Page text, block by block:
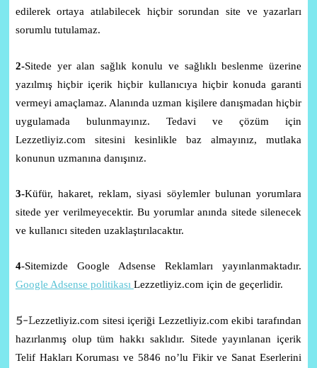
edilerek ortaya atılabilecek hiçbir sorundan site ve yazarları
sorumlu tutulamaz.
2-Sitede yer alan sağlık konulu ve sağlıklı beslenme üzerine
yazılmış hiçbir içerik hiçbir kullanıcıya hiçbir konuda garanti
vermeyi amaçlamaz. Alanında uzman kişilere danışmadan hiçbir
uygulamada bulunmayınız. Tedavi ve çözüm için
Lezzetliyiz.com sitesini kesinlikle baz almayınız, mutlaka
konunun uzmanına danışınız.
3-Küfür, hakaret, reklam, siyasi söylemler bulunan yorumlara
sitede yer verilmeyecektir. Bu yorumlar anında sitede silenecek
ve kullanıcı siteden uzaklaştırılacaktır.
4-Sitemizde Google Adsense Reklamları yayınlanmaktadır.
Google Adsense politikası Lezzetliyiz.com için de geçerlidir.
5-Lezzetliyiz.com sitesi içeriği Lezzetliyiz.com ekibi tarafından
hazırlanmış olup tüm hakkı saklıdır. Sitede yayınlanan içerik
Telif Hakları Koruması ve 5846 no’lu Fikir ve Sanat Eserlerini